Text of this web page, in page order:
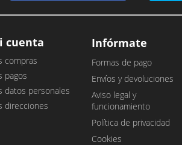
cuenta
compras
pagos
datos personales
direcciones
Infórmate
Formas de pago
Envíos y devoluciones
Aviso legal y
funcionamiento
Política de privacidad
Cookies